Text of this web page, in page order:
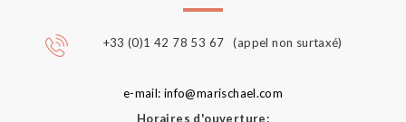
+33 (0)1 42 78 53 67 (appel non surtaxé)
e-mail: info@marischael.com
Horaires d'ouverture: